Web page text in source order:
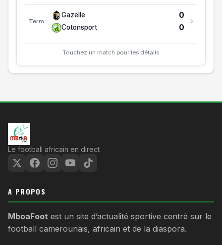
Term.
Gazelle 0
Cotonsport 0
Touchez un match pour les détails
Le football africain en direct
A PROPOS
MboaFoot est un site d’actualité sportive centré sur le
football camerounais, africain et de la diaspora.